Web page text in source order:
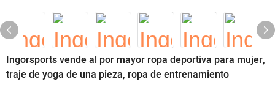
Ingorsports vende al por mayor ropa deportiva para mujer,
traje de yoga de una pieza, ropa de entrenamiento